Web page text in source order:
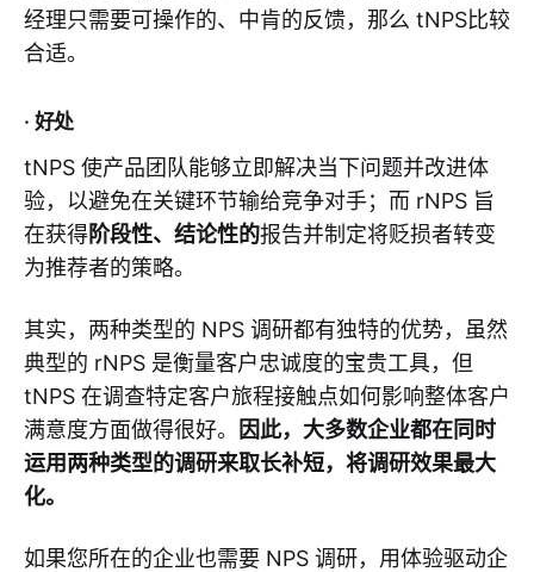
经理只需要可操作的、中肯的反馈，那么 tNPS比较
合适。
· 好处
tNPS 使产品团队能够立即解决当下问题并改进体
验，以避免在关键环节输给竞争对手；而 rNPS 旨
在获得阶段性、结论性的报告并制定将贬损者转变
为推荐者的策略。
其实，两种类型的 NPS 调研都有独特的优势，虽然
典型的 rNPS 是衡量客户忠诚度的宝贵工具，但
tNPS 在调查特定客户旅程接触点如何影响整体客户
满意度方面做得很好。
因此，大多数企业都在同时
运用两种类型的调研来取长补短，将调研效果最大
化。
如果您所在的企业也需要 NPS 调研，用体验驱动企